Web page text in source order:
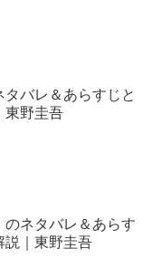
タバレ＆あらすじと
東野圭吾
のネタバレ＆あらす
説｜東野圭吾